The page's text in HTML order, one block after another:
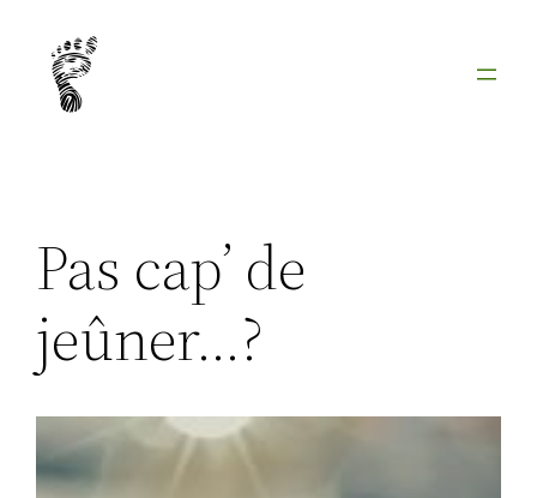
contenu
Pas cap’ de
jeûner…?